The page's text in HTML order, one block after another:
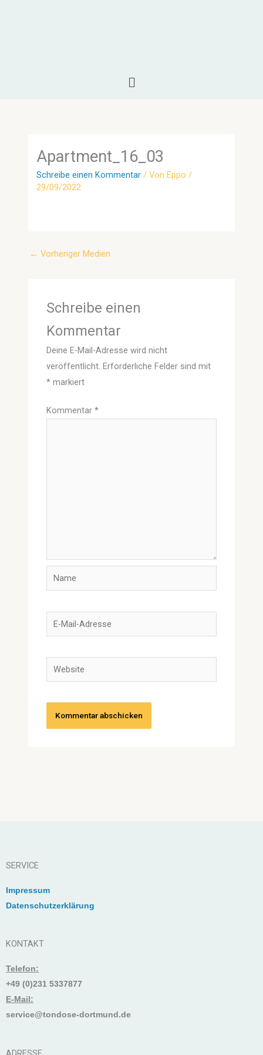
Menü
Apartment_16_03
Schreibe einen Kommentar / VonEppo/
29/09/2022
← Vorheriger Medien
Schreibe einen
Kommentar
Deine E-Mail-Adresse wird nicht
veröffentlicht. Erforderliche Felder sind mit
* markiert
Kommentar*
Name
E-
Mail-
Website
SERVICE
Impressum
Datenschutzerklärung
KONTAKT
Telefon:
+49 (0)231 5337877
E-Mail:
service@tondose-dortmund.de